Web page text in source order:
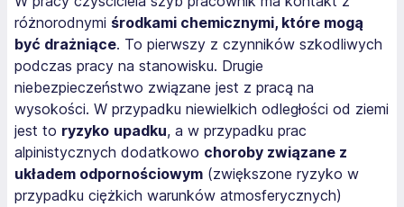
różnorodnymi środkami chemicznymi, które mogą
być drażniące. To pierwszy z czynników szkodliwych
podczas pracy na stanowisku. Drugie
niebezpieczeństwo związane jest z pracą na
wysokości. W przypadku niewielkich odległości od ziemi
jest to ryzyko upadku, a w przypadku prac
alpinistycznych dodatkowo choroby związane z
układem odpornościowym (zwiększone ryzyko w
przypadku ciężkich warunków atmosferycznych)